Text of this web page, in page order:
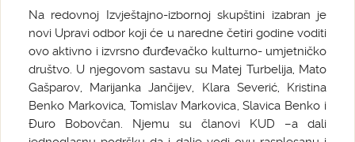
Na redovnoj Izvještajno-izbornoj skupštini izabran je
novi Upravi odbor koji će u naredne četiri godine voditi
ovo aktivno i izvrsno đurđevačko kulturno- umjetničko
društvo. U njegovom sastavu su Matej Turbelija, Mato
Gašparov, Marijanka Jančijev, Klara Severić, Kristina
Benko Markovica, Tomislav Markovica, Slavica Benko i
Đuro Bobovčan. Njemu su članovi KUD –a dali